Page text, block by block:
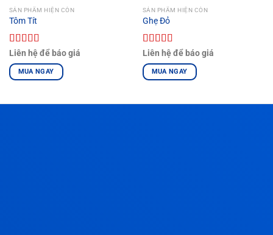
SẢN PHẨM HIỆN CÒN
Tôm Tít
Được xếp
hạng4.00
5 sao
Liên hệ để báo giá
MUA NGAY
SẢN PHẨM HIỆN CÒN
Ghẹ Đỏ
Được xếp
hạng5.005
sao
Liên hệ để báo giá
MUA NGAY